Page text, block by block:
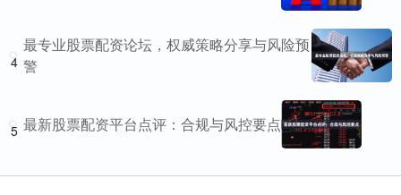
4
最专业股票配资论坛，权威策略分享与风险预
警
5 最新股票配资平台点评：合规与风控要点